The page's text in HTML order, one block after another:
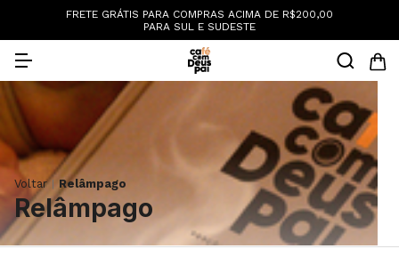
FRETE GRÁTIS PARA COMPRAS ACIMA DE R$200,00
PARA SUL E SUDESTE
Voltar Relâmpago
Relâmpago